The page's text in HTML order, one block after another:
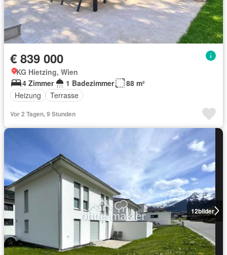
€ 839 000
KG Hietzing, Wien
4 Zimmer
1 Badezimmer
88 m²
Heizung
Terrasse
Vor 2 Tagen, 9 Stunden
12bilder